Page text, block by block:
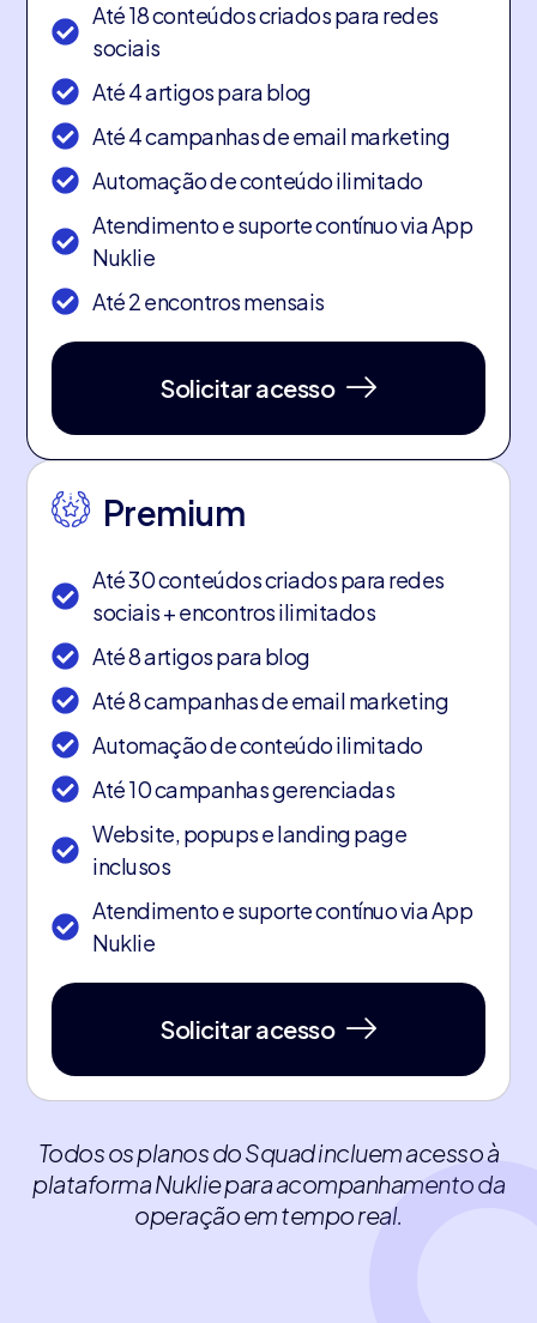
Até 18 conteúdos criados para redes
sociais
Até 4 artigos para blog
Até 4 campanhas de email marketing
Automação de conteúdo ilimitado
Atendimento e suporte contínuo via App
Nuklie
Até 2 encontros mensais
Solicitar acesso
Premium
Até 30 conteúdos criados para redes
sociais + encontros ilimitados
Até 8 artigos para blog
Até 8 campanhas de email marketing
Automação de conteúdo ilimitado
Até 10 campanhas gerenciadas
Website, popups e landing page
inclusos
Atendimento e suporte contínuo via App
Nuklie
Solicitar acesso
Todos os planos do Squad incluem acesso à
plataforma Nuklie para acompanhamento da
operação em tempo real.